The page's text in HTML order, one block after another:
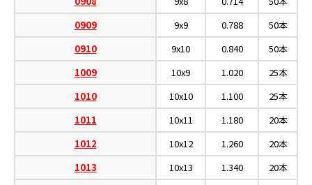
0909
9x9 0.788
50本
0910
9x10 0.840
50本
1009
10x9 1.020
25本
1010
10x10 1.100
25本
1011
10x11 1.180
20本
1012
10x12 1.260
20本
1013
10x13 1.340
20本